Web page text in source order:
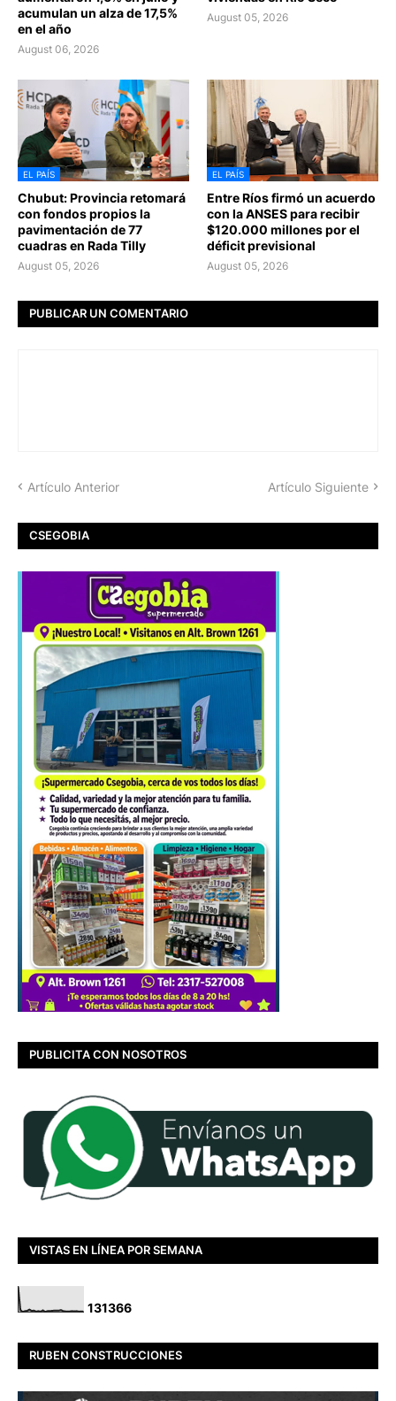
acumulan un alza de 17,5%
en el año
August 06, 2026
August 05, 2026
EL PAÍS
Chubut: Provincia retomará
con fondos propios la
pavimentación de 77
cuadras en Rada Tilly
August 05, 2026
EL PAÍS
Entre Ríos firmó un acuerdo
con la ANSES para recibir
$120.000 millones por el
déficit previsional
August 05, 2026
PUBLICAR UN COMENTARIO
Artículo Anterior Artículo Siguiente
CSEGOBIA
PUBLICITA CON NOSOTROS
VISTAS EN LÍNEA POR SEMANA
131366
RUBEN CONSTRUCCIONES